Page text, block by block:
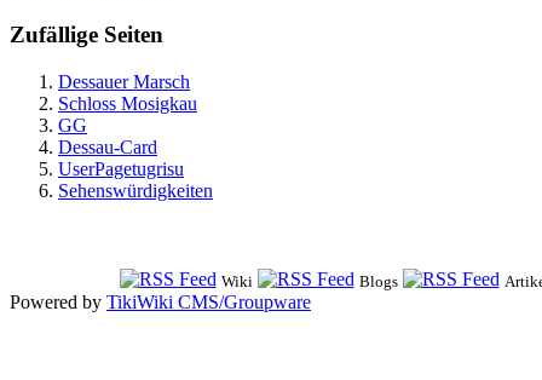
Zufällige Seiten
Dessauer Marsch
Schloss Mosigkau
GG
Dessau-Card
UserPagetugrisu
Sehenswürdigkeiten
Wiki Blogs
Powered by TikiWiki CMS/Groupware